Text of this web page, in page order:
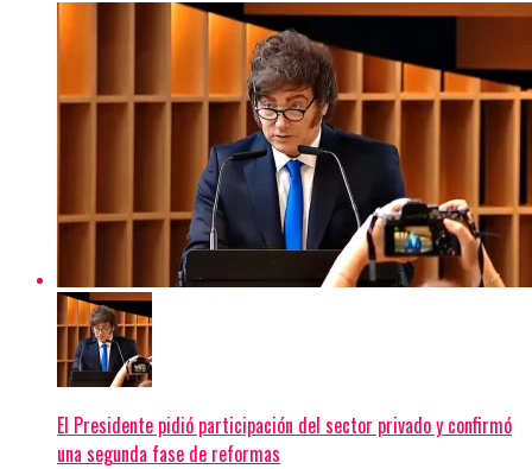
El Presidente pidió participación del sector privado y confirmó
una segunda fase de reformas